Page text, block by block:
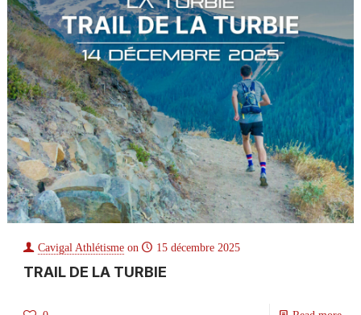
Cavigal Athlétisme on 15 décembre 2025
TRAIL DE LA TURBIE